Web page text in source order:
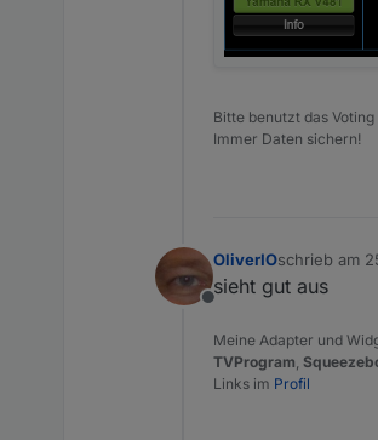
Bitte benutzt das
Immer Daten sichern!
Offline
OliverIOschrieb am
zuletzt
sieht gut aus
Meine Adapter und
TVProgram
Links im Profil